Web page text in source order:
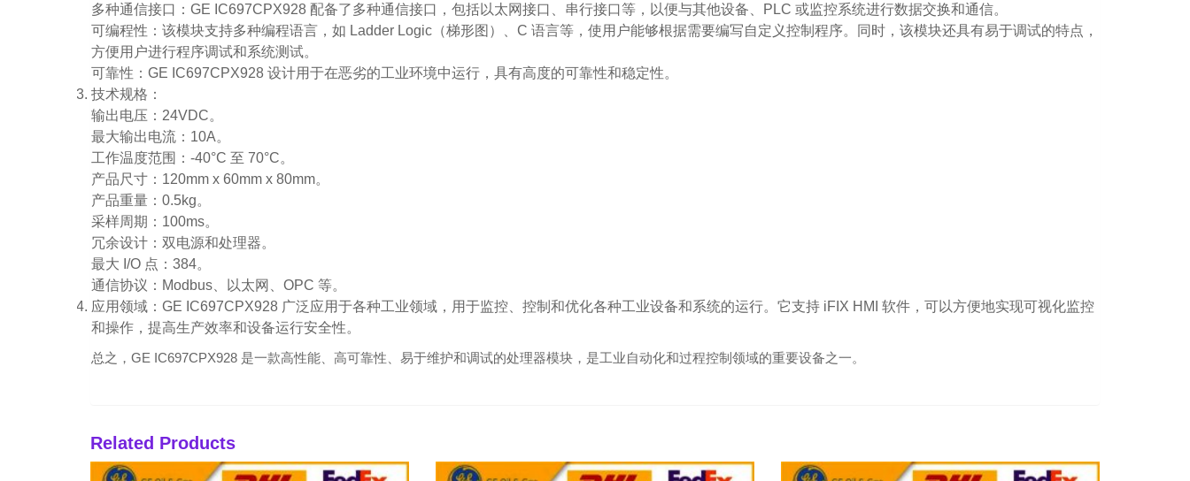
多种通信接口：GE IC697CPX928 配备了多种通信接口，包括以太网接口、串行接口等，以便与其他设备、PLC 或监控系统进行数据交换和通信。
可编程性：该模块支持多种编程语言，如 Ladder Logic（梯形图）、C 语言等，使用户能够根据需要编写自定义控制程序。同时，该模块还具有易于调试的特点，
方便用户进行程序调试和系统测试。
可靠性：GE IC697CPX928 设计用于在恶劣的工业环境中运行，具有高度的可靠性和稳定性。
技术规格：
输出电压：24VDC。
最大输出电流：10A。
工作温度范围：-40°C 至 70°C。
产品尺寸：120mm x 60mm x 80mm。
产品重量：0.5kg。
采样周期：100ms。
冗余设计：双电源和处理器。
最大 I/O 点：384。
通信协议：Modbus、以太网、OPC 等。
应用领域：GE IC697CPX928 广泛应用于各种工业领域，用于监控、控制和优化各种工业设备和系统的运行。它支持 iFIX HMI 软件，可以方便地实现可视化监控
和操作，提高生产效率和设备运行安全性。
总之，GE IC697CPX928 是一款高性能、高可靠性、易于维护和调试的处理器模块，是工业自动化和过程控制领域的重要设备之一。
Related Products